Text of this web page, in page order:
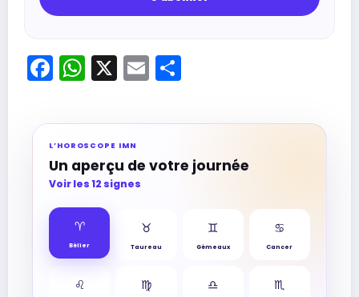
Facebook
WhatsApp
X Email
L’HOROSCOPE IMN
Un aperçu de votre journée
Voir les 12 signes
♈︎
Bélier
♉︎
Taureau
♊︎
Gémeaux
♋︎
Cancer
♌︎ ♍︎ ♎︎ ♏︎